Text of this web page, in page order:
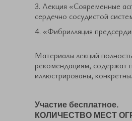
3. Лекция «Современные
сердечно сосудистой
4. «Фибрилляция
Материалы лекций
рекомендациям, содержат
иллюстрированы, конкретны.
Участие бесплатное.
КОЛИЧЕСТВО МЕСТ